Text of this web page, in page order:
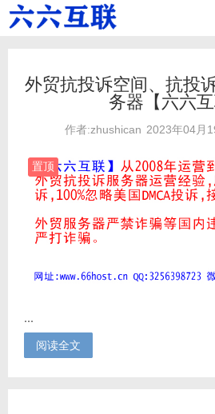
外贸抗投诉空间、抗投
务器【六六互
作者:zhushican 2023年04月
置顶
...
阅读全文